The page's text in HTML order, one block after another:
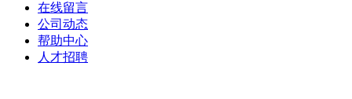
在线留言
公司动态
帮助中心
人才招聘